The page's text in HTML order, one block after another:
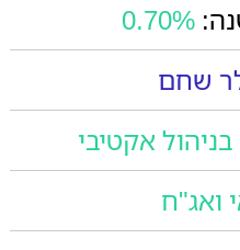
0.70%
שחם
אקטיבי
ואג"ח